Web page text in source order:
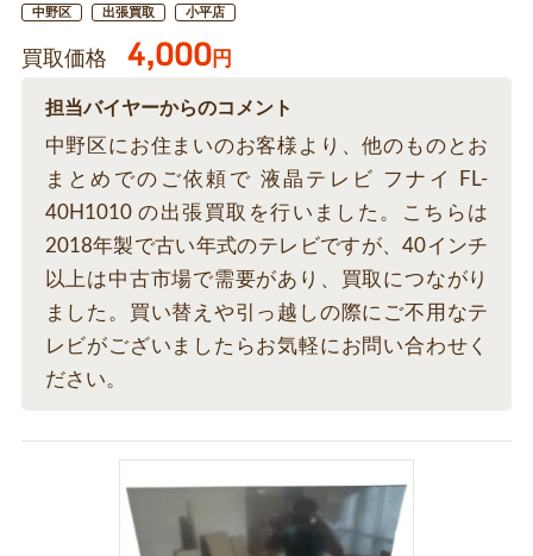
中野区 出張買取 小平店
買取価格 4,000円
担当バイヤーからのコメント
中野区にお住まいのお客様より、他のものとお
まとめでのご依頼で 液晶テレビ フナイ FL-
40H1010 の出張買取を行いました。こちらは
2018年製で古い年式のテレビですが、40インチ
以上は中古市場で需要があり、買取につながり
ました。買い替えや引っ越しの際にご不用なテ
レビがございましたらお気軽にお問い合わせく
ださい。